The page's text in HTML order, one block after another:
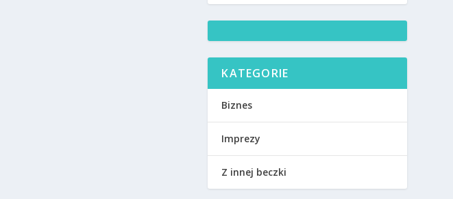
KATEGORIE
Biznes
Imprezy
Z innej beczki